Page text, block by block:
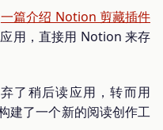
一篇介绍 Notion 剪藏插件
用，直接用 Notion 来存
了稍后读应用，转而用
建了一个新的阅读创作工